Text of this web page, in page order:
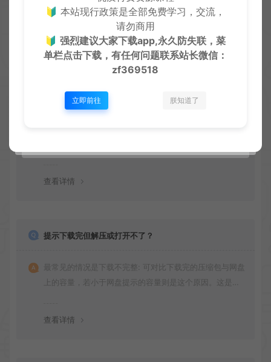
常见问题
免费下载或者VIP会员资源能否直接商用？
纷，一切责任均由使用者承担
查看详情
提示下载完但解压或打开不了？
最常见的情况是下载不完整: 可对比下载完的压缩包与网盘
上的容量，若小于网盘提示的容量则是这个原因。这是浏
查看详情
🔰 本站现行政策是全部免费学习，交流，
请勿商用
🔰强烈建议大家下载app,永久防失联，菜
单栏点击下载，有任何问题联系站长微信：
zf369518
立即前往 朕知道了